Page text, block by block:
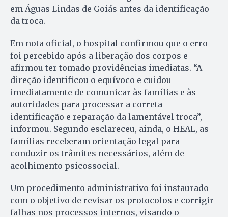
em Águas Lindas de Goiás antes da identificação
da troca.
Em nota oficial, o hospital confirmou que o erro
foi percebido após a liberação dos corpos e
afirmou ter tomado providências imediatas. “A
direção identificou o equívoco e cuidou
imediatamente de comunicar às famílias e às
autoridades para processar a correta
identificação e reparação da lamentável troca”,
informou. Segundo esclareceu, ainda, o HEAL, as
famílias receberam orientação legal para
conduzir os trâmites necessários, além de
acolhimento psicossocial.
Um procedimento administrativo foi instaurado
com o objetivo de revisar os protocolos e corrigir
falhas nos processos internos, visando o